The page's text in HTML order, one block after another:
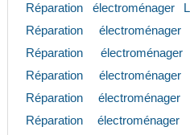
Réparation électroménager
Réparation
Réparation
Réparation
Réparation
Réparation